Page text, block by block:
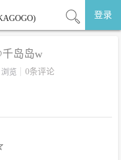
登录
岛岛w
浏览 0条评论